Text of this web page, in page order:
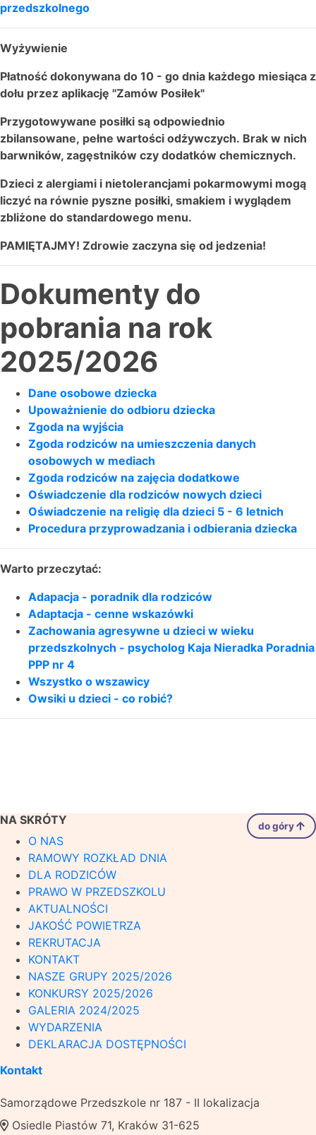
przedszkolnego
Wyżywienie
Płatność dokonywana do 10 - go dnia każdego miesiąca z
dołu przez aplikację "Zamów Posiłek"
Przygotowywane posiłki są odpowiednio
zbilansowane, pełne wartości odżywczych. Brak w nich
barwników, zagęstników czy dodatków chemicznych.
Dzieci z alergiami i nietolerancjami pokarmowymi mogą
liczyć na równie pyszne posiłki, smakiem i wyglądem
zbliżone do standardowego menu.
PAMIĘTAJMY! Zdrowie zaczyna się od jedzenia!
Dokumenty do
pobrania na rok
2025/2026
Dane osobowe dziecka
Upoważnienie do odbioru dziecka
Zgoda na wyjścia
Zgoda rodziców na umieszczenia danych
osobowych w mediach
Zgoda rodziców na zajęcia dodatkowe
Oświadczenie dla rodziców nowych dzieci
Oświadczenie na religię dla dzieci 5 - 6 letnich
Procedura przyprowadzania i odbierania dziecka
Warto przeczytać:
Adapacja - poradnik dla rodziców
Adaptacja - cenne wskazówki
Zachowania agresywne u dzieci w wieku
przedszkolnych - psycholog Kaja Nieradka Poradnia
PPP nr 4
Wszystko o wszawicy
Owsiki u dzieci - co robić?
NA SKRÓTY do góry
O NAS
RAMOWY ROZKŁAD DNIA
DLA RODZICÓW
PRAWO W PRZEDSZKOLU
AKTUALNOŚCI
JAKOŚĆ POWIETRZA
REKRUTACJA
KONTAKT
NASZE GRUPY 2025/2026
KONKURSY 2025/2026
GALERIA 2024/2025
WYDARZENIA
DEKLARACJA DOSTĘPNOŚCI
Kontakt
Samorządowe Przedszkole nr 187 - II lokalizacja
Osiedle Piastów 71, Kraków 31-625